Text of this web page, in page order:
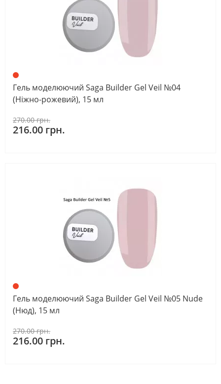
Гель моделюючий Saga Builder Gel Veil №04
(Ніжно-рожевий), 15 мл
270.00 грн.
216.00 грн.
Гель моделюючий Saga Builder Gel Veil №05 Nude
(Нюд), 15 мл
270.00 грн.
216.00 грн.